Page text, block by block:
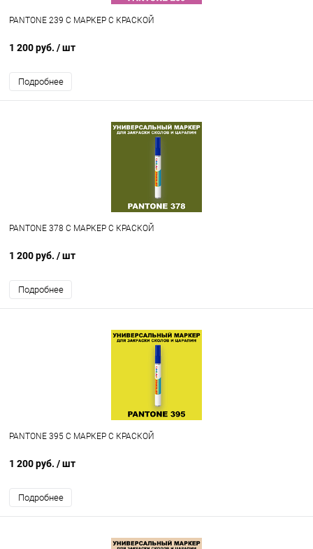
PANTONE 239 C МАРКЕР С КРАСКОЙ
1 200 руб. / шт
Подробнее
PANTONE 378 C МАРКЕР С КРАСКОЙ
1 200 руб. / шт
Подробнее
PANTONE 395 C МАРКЕР С КРАСКОЙ
1 200 руб. / шт
Подробнее